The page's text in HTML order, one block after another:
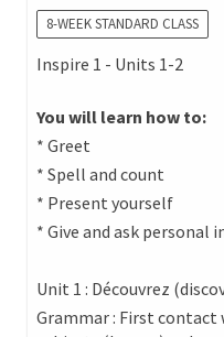
8-WEEK STANDARD CLASS
Inspire 1 - Units 1-2
You will learn how to:
* Greet
* Spell and count
* Present yourself
* Give and ask personal
Unit 1 : Découvrez
Grammar : First